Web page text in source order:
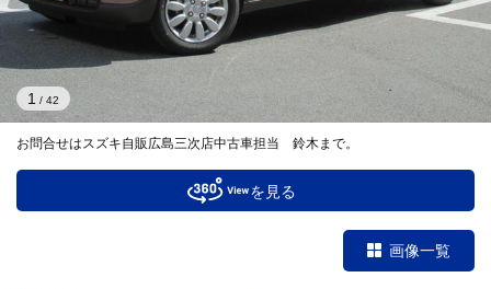
お問合せはスズキ自販広島三次店中古車担当 鈴木まで。
1 / 42
を見る
画像一覧